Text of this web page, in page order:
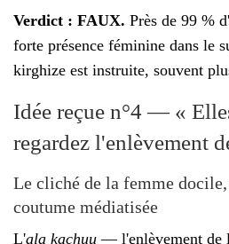
Verdict : FAUX. Près de 99 %
forte présence féminine dans le
kirghize est instruite, souvent
Idée reçue n°4 — «
regardez l'enlèvement
Le cliché de la femme
coutume médiatisée
L'ala kachuu — l'enlèvement de